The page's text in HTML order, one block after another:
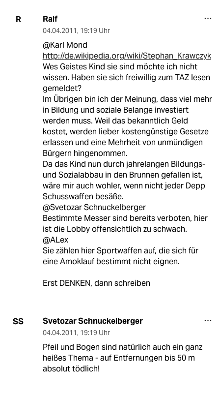
R Ralf
04.04.2011, 19:19 Uhr
@Karl Mond
http://de.wikipedia.org/wiki/Stephan_Krawczyk
Wes Geistes Kind sie sind möchte ich nicht
wissen. Haben sie sich freiwillig zum TAZ lesen
gemeldet?
Im Übrigen bin ich der Meinung, dass viel mehr
in Bildung und soziale Belange investiert
werden muss. Weil das bekanntlich Geld
kostet, werden lieber kostengünstige Gesetze
erlassen und eine Mehrheit von unmündigen
Bürgern hingenommen.
Da das Kind nun durch jahrelangen Bildungs-
und Sozialabbau in den Brunnen gefallen ist,
wäre mir auch wohler, wenn nicht jeder Depp
Schusswaffen besäße.
@Svetozar Schnuckelberger
Bestimmte Messer sind bereits verboten, hier
ist die Lobby offensichtlich zu schwach.
@ALex
Sie zählen hier Sportwaffen auf, die sich für
eine Amoklauf bestimmt nicht eignen.
Erst DENKEN, dann schreiben
SS Svetozar Schnuckelberger
04.04.2011, 19:19 Uhr
Pfeil und Bogen sind natürlich auch ein ganz
heißes Thema - auf Entfernungen bis 50 m
absolut tödlich!